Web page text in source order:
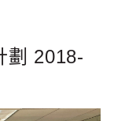
劃 2018-